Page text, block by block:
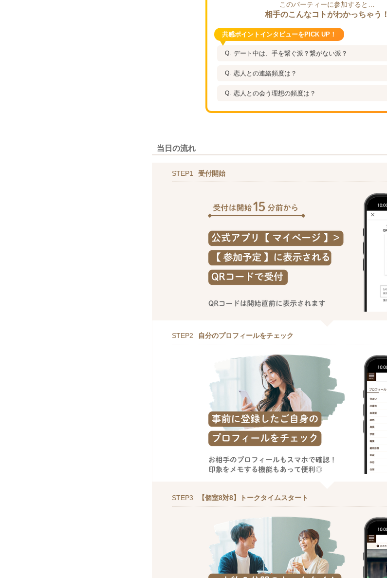
このパーティーに参加すると…
相手のこんなコトがわかっちゃう！
共感ポイントインタビューをPICK UP！
デート中は、手を繋ぐ派？繋がない派？
恋人との連絡頻度は？
恋人との会う理想の頻度は？
当日の流れ
STEP1 受付開始
STEP2 自分のプロフィールをチェック
STEP3 【個室8対8】トークタイムスタート